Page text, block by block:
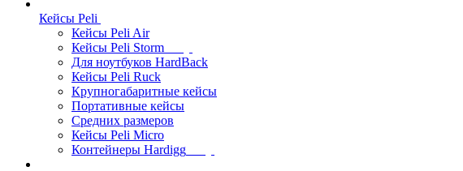
Кейсы Peli
Кейсы Peli Air
Кейсы Peli Storm
Для ноутбуков HardBack
Кейсы Peli Ruck
Крупногабаритные кейсы
Портативные кейсы
Средних размеров
Кейсы Peli Micro
Контейнеры Hardigg